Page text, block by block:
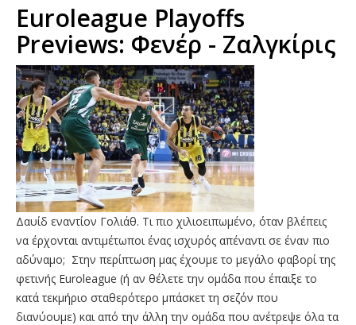
Euroleague Playoffs
Previews: Φενέρ - Ζαλγκίρις
Δαυίδ εναντίον Γολιάθ. Τι πιο χιλιοειπωμένο, όταν βλέπεις
να έρχονται αντιμέτωποι ένας ισχυρός απέναντι σε έναν πιο
αδύναμο; Στην περίπτωση μας έχουμε το μεγάλο φαβορί της
φετινής Euroleague (ή αν θέλετε την ομάδα που έπαιξε το
κατά τεκμήριο σταθερότερο μπάσκετ τη σεζόν που
διανύουμε) και από την άλλη την ομάδα που ανέτρεψε όλα τα